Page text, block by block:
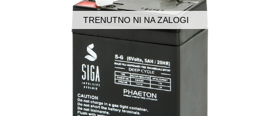
TRENUTNO NI NA ZALOGI